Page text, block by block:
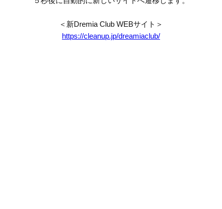
＜新Dremia Club WEBサイト＞
https://cleanup.jp/dreamiaclub/